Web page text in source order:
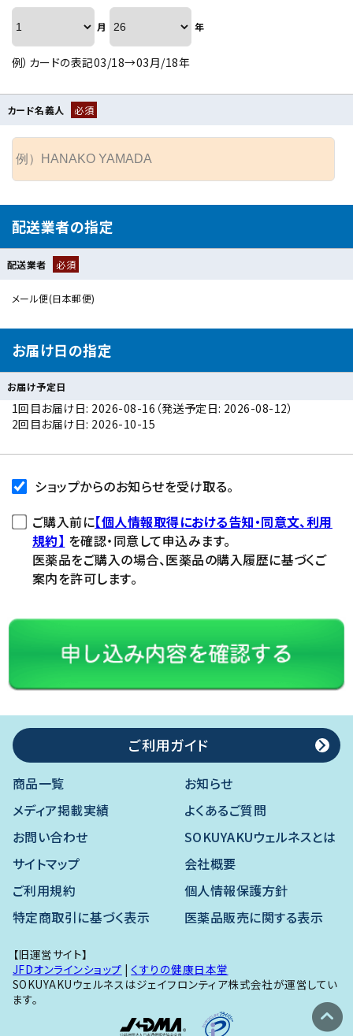
月 年
例）カードの表記03/18→03月/18年
カード名義人 必須
配送業者の指定
配送業者 必須
メール便(日本郵便)
お届け日の指定
お届け予定日
1回目お届け日: 2026-08-16（発送予定日: 2026-08-12）
2回目お届け日: 2026-10-15
ショップからのお知らせを受け取る。
ご購入前に【個人情報取得における告知・同意文、利用
規約】 を確認・同意して申込みます。
医薬品をご購入の場合、医薬品の購入履歴に基づくご
案内を許可します。
ご利用ガイド
商品一覧
お知らせ
メディア掲載実績
よくあるご質問
お問い合わせ
SOKUYAKUウェルネスとは
サイトマップ
会社概要
ご利用規約
個人情報保護方針
特定商取引に基づく表示
医薬品販売に関する表示
【旧運営サイト】
JFDオンラインショップ |くすりの健康日本堂
SOKUYAKUウェルネスはジェイフロンティア株式会社が運営してい
ます。
expand_circle_up